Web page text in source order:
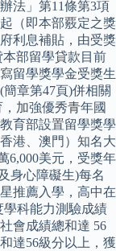
法」第11條第3項
（即本部覈定之獎
利息補貼，由受獎
部留學貸款目前
留學獎學金受獎生
章第47頁)併相關
加強優秀青年國
育部設置留學獎學
港、澳門）知名大
6,000美元，受獎年
身心障礙生)每名
推薦入學，高中在
學科能力測驗成績
會成績總和達 56
達56級分以上，獲